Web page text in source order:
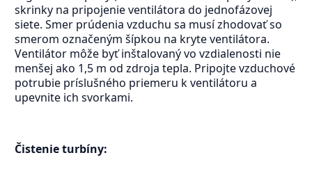
skrinky na pripojenie ventilátora do jednofázovej
siete. Smer prúdenia vzduchu sa musí zhodovať so
smerom označeným šípkou na kryte ventilátora.
Ventilátor môže byť inštalovaný vo vzdialenosti nie
menšej ako 1,5 m od zdroja tepla. Pripojte vzduchové
potrubie príslušného priemeru k ventilátoru a
upevnite ich svorkami.
Čistenie turbíny: